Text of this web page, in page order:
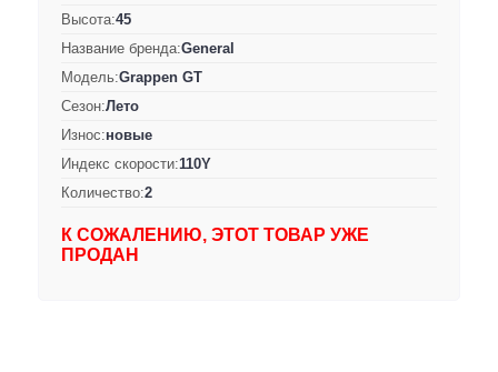
Высота:45
Название бренда:General
Модель:Grappen GT
Сезон:Лето
Износ:новые
Индекс скорости:110Y
Количество:2
К СОЖАЛЕНИЮ, ЭТОТ ТОВАР УЖЕ
ПРОДАН